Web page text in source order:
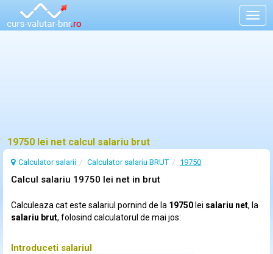
19750 lei net calcul salariu brut
Calculator salarii Calculator salariu BRUT 19750
Calcul salariu 19750 lei net in brut
Calculeaza cat este salariul pornind de la 19750 lei salariu net, la
salariu brut, folosind calculatorul de mai jos:
Introduceti salariul